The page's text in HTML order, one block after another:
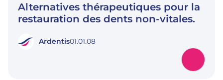
Alternatives thérapeutiques pour la
restauration des dents non-vitales.
Ardentis01.01.08